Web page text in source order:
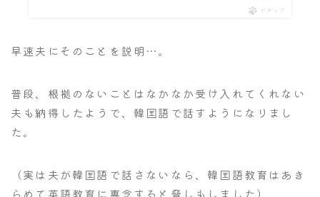
ポチップ
早速夫にそのことを説明…。
普段、根拠のないことはなかなか受け入れてくれない
夫も納得したようで、韓国語で話すようになりまし
た。
（実は夫が韓国語で話さないなら、韓国語教育はあき
らめて英語教育に専念すると脅しもしました）